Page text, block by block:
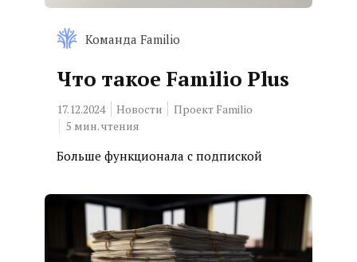
Команда Familio
Что такое Familio Plus
17.12.2024 Новости
Проект Familio
5 мин. чтения
Больше функционала с подпиской